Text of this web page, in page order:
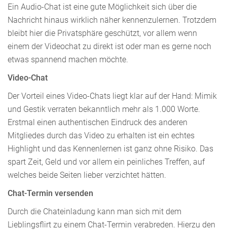
Ein Audio-Chat ist eine gute Möglichkeit sich über die
Nachricht hinaus wirklich näher kennenzulernen. Trotzdem
bleibt hier die Privatsphäre geschützt, vor allem wenn
einem der Videochat zu direkt ist oder man es gerne noch
etwas spannend machen möchte.
Video-Chat
Der Vorteil eines Video-Chats liegt klar auf der Hand: Mimik
und Gestik verraten bekanntlich mehr als 1.000 Worte.
Erstmal einen authentischen Eindruck des anderen
Mitgliedes durch das Video zu erhalten ist ein echtes
Highlight und das Kennenlernen ist ganz ohne Risiko. Das
spart Zeit, Geld und vor allem ein peinliches Treffen, auf
welches beide Seiten lieber verzichtet hätten.
Chat-Termin versenden
Durch die Chateinladung kann man sich mit dem
Lieblingsflirt zu einem Chat-Termin verabreden. Hierzu den